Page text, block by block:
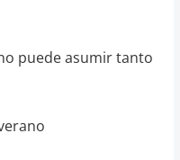
puede asumir tanto